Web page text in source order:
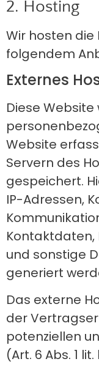
2. Hosting
Wir hosten
folgendem
Externes
Diese
Website
Servern des
gespeichert.
IP-Adressen,
Kontaktdaten,
und sonstige
generiert
Das externe
der
potenziellen
(Art. 6 Abs. 1